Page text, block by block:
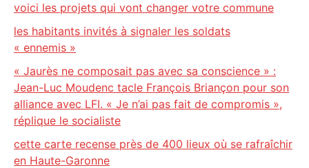
voici les projets qui vont changer votre commune
les habitants invités à signaler les soldats
« ennemis »
« Jaurès ne composait pas avec sa conscience » :
Jean-Luc Moudenc tacle François Briançon pour son
alliance avec LFI. « Je n’ai pas fait de compromis »,
réplique le socialiste
cette carte recense près de 400 lieux où se rafraîchir
en Haute-Garonne